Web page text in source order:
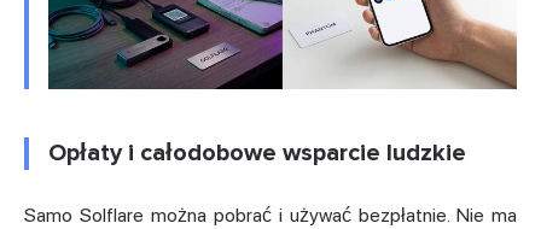
Opłaty i całodobowe wsparcie ludzkie
Samo Solflare można pobrać i używać bezpłatnie. Nie ma